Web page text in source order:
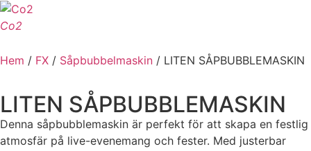
Co2
Hem / FX / Såpbubbelmaskin / LITEN SÅPBUBBLEMASKIN
LITEN SÅPBUBBLEMASKIN
Denna såpbubblemaskin är perfekt för att skapa en festlig
atmosfär på live-evenemang och fester. Med justerbar